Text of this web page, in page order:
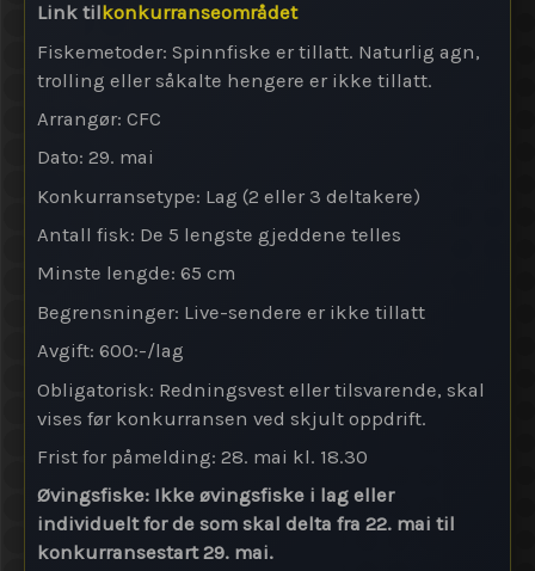
Link tilkonkurranseområdet
Fiskemetoder: Spinnfiske er tillatt. Naturlig agn,
trolling eller såkalte hengere er ikke tillatt.
Arrangør: CFC
Dato: 29. mai
Konkurransetype: Lag (2 eller 3 deltakere)
Antall fisk: De 5 lengste gjeddene telles
Minste lengde: 65 cm
Begrensninger: Live-sendere er ikke tillatt
Avgift: 600:-/lag
Obligatorisk: Redningsvest eller tilsvarende, skal
vises før konkurransen ved skjult oppdrift.
Frist for påmelding: 28. mai kl. 18.30
Øvingsfiske: Ikke øvingsfiske i lag eller
individuelt for de som skal delta fra 22. mai til
konkurransestart 29. mai.